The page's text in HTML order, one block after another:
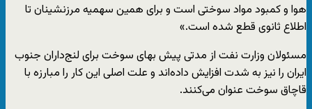
هوا و کمبود مواد سوختی است و برای همین سهمیه مرزنشینان تا
اطلاع ثانوی قطع شده است.»
مسئولان وزارت نفت از مدتی پیش بهای سوخت برای لنج‌داران جنوب
ایران را نیز به شدت افزایش داده‌اند و علت اصلی این کار را مبارزه با
قاچاق سوخت عنوان می‌کنند.